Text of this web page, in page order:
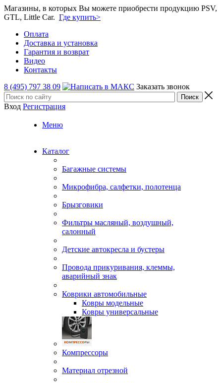
Магазины, в которых Вы можете приобрести продукцию PSV,
GTL, Little Car. Где купить>
Оплата
Доставка и установка
Гарантия и возврат
Видео
Контакты
8 (495) 797 38 09
Заказать звонок
Вход Регистрация
Меню
Каталог
Багажные системы
Микрофибра, салфетки, полотенца
Брызговики
Фильтры масляный, воздушный,
салонный
Детские автокресла и бустеры
Провода прикуривания, клеммы,
аварийный знак
Коврики автомобильные
Ковры модельные
Ковры универсальные
Компрессоры
Материал отрезной